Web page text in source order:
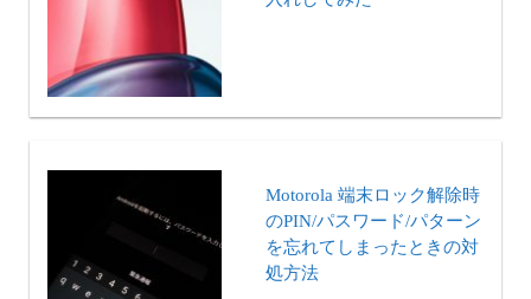
Motorola 端末ロック解除時
のPIN/パスワード/パターン
を忘れてしまったときの対
処方法